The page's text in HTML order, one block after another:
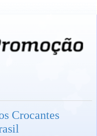
Crocantes